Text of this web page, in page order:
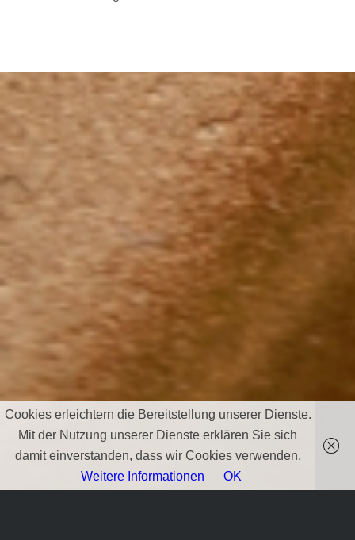
Cookies erleichtern die Bereitstellung unserer Dienste.
Mit der Nutzung unserer Dienste erklären Sie sich
damit einverstanden, dass wir Cookies verwenden.
Weitere Informationen
OK